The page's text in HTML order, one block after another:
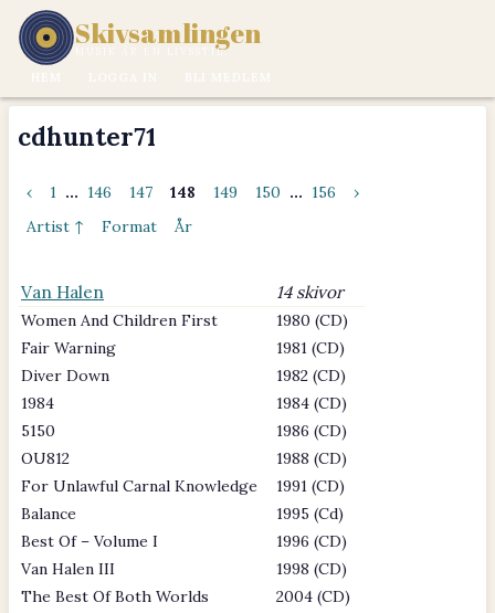
Skivsamlingen
MUSIK ÄR EN LIVSSTIL.
cdhunter71
‹ 1 ... 146 147 148 149 150 ... 156
›
Artist ↑
Format År
Van Halen 14 skivor
Women And Children First
1980 (CD)
Fair Warning
1981 (CD)
Diver Down
1982 (CD)
1984
1984 (CD)
5150
1986 (CD)
OU812
1988 (CD)
For Unlawful Carnal Knowledge
1991 (CD)
Balance
1995 (Cd)
Best Of – Volume I
1996 (CD)
Van Halen III
1998 (CD)
The Best Of Both Worlds
2004 (CD)